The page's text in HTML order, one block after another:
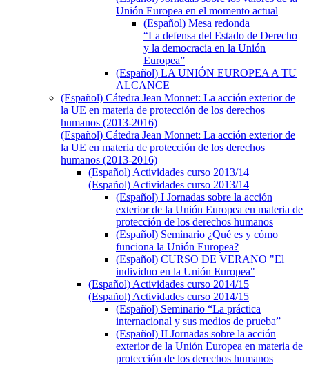
Unión Europea en el momento actual
(Español) Mesa redonda
“La defensa del Estado de Derecho
y la democracia en la Unión
Europea”
(Español) LA UNIÓN EUROPEA A TU
ALCANCE
(Español) Cátedra Jean Monnet: La acción exterior de
la UE en materia de protección de los derechos
humanos (2013-2016)
(Español) Cátedra Jean Monnet: La acción exterior de
la UE en materia de protección de los derechos
humanos (2013-2016)
(Español) Actividades curso 2013/14
(Español) Actividades curso 2013/14
(Español) I Jornadas sobre la acción
exterior de la Unión Europea en materia de
protección de los derechos humanos
(Español) Seminario ¿Qué es y cómo
funciona la Unión Europea?
(Español) CURSO DE VERANO "El
individuo en la Unión Europea"
(Español) Actividades curso 2014/15
(Español) Actividades curso 2014/15
(Español) Seminario “La práctica
internacional y sus medios de prueba”
(Español) II Jornadas sobre la acción
exterior de la Unión Europea en materia de
protección de los derechos humanos